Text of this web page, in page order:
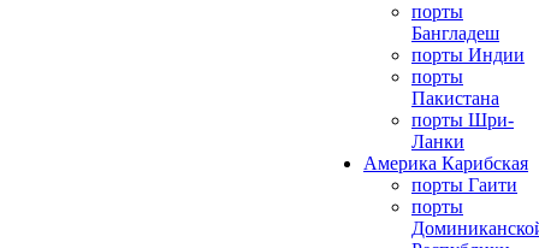
порты
Бангладеш
порты Индии
порты
Пакистана
порты Шри-
Ланки
Америка Карибская
порты Гаити
порты